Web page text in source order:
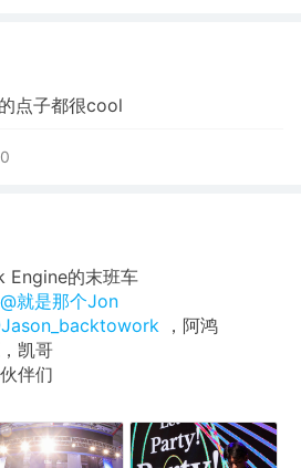
点子都很cool
0
Engine的末班车
@就是那个Jon
，阿鸿
凯哥
伴们